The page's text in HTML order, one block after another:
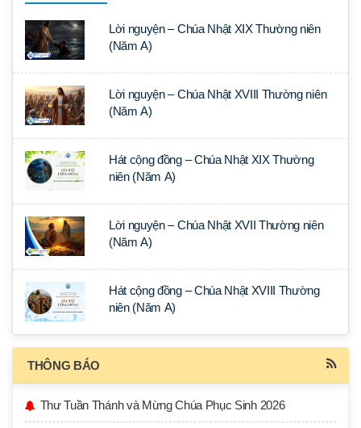
Lời nguyện – Chúa Nhật XIX Thường niên
(Năm A)
Lời nguyện – Chúa Nhật XVIII Thường niên
(Năm A)
Hát cộng đồng – Chúa Nhật XIX Thường
niên (Năm A)
Lời nguyện – Chúa Nhật XVII Thường niên
(Năm A)
Hát cộng đồng – Chúa Nhật XVIII Thường
niên (Năm A)
THÔNG BÁO
Thư Tuần Thánh và Mừng Chúa Phục Sinh 2026